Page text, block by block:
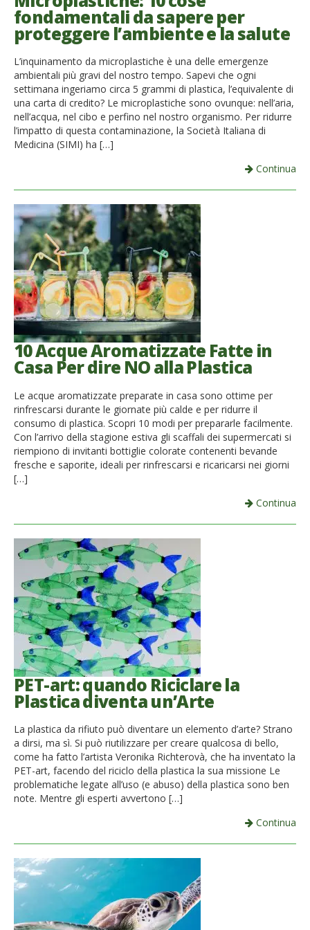
French
fondamentali da sapere per
proteggere l’ambiente e la salute
L’inquinamento da microplastiche è una delle emergenze
ambientali più gravi del nostro tempo. Sapevi che ogni
settimana ingeriamo circa 5 grammi di plastica, l’equivalente di
una carta di credito? Le microplastiche sono ovunque: nell’aria,
nell’acqua, nel cibo e perfino nel nostro organismo. Per ridurre
l’impatto di questa contaminazione, la Società Italiana di
Medicina (SIMI) ha […]
Continua
10 Acque Aromatizzate Fatte in
Casa Per dire NO alla Plastica
Le acque aromatizzate preparate in casa sono ottime per
rinfrescarsi durante le giornate più calde e per ridurre il
consumo di plastica. Scopri 10 modi per prepararle facilmente.
Con l’arrivo della stagione estiva gli scaffali dei supermercati si
riempiono di invitanti bottiglie colorate contenenti bevande
fresche e saporite, ideali per rinfrescarsi e ricaricarsi nei giorni
[…]
Continua
PET-art: quando Riciclare la
Plastica diventa un’Arte
La plastica da rifiuto può diventare un elemento d’arte? Strano
a dirsi, ma sì. Si può riutilizzare per creare qualcosa di bello,
come ha fatto l’artista Veronika Richterovà, che ha inventato la
PET-art, facendo del riciclo della plastica la sua missione Le
problematiche legate all’uso (e abuso) della plastica sono ben
note. Mentre gli esperti avvertono […]
Continua